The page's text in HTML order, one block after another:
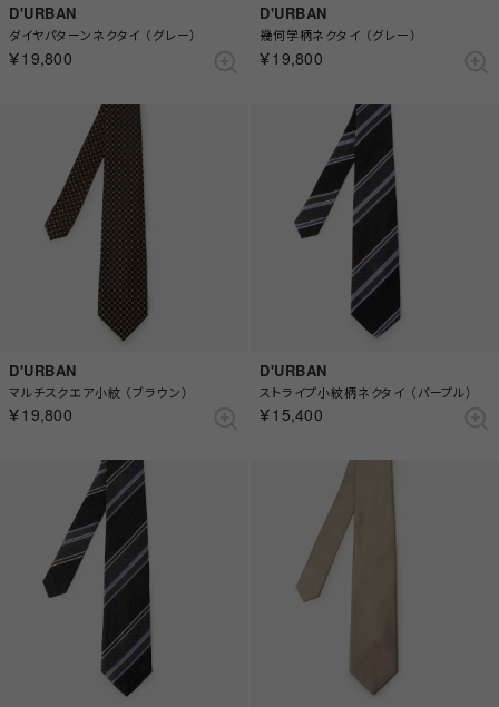
D'URBAN
ダイヤパターンネクタイ （グレー）
￥19,800
D'URBAN
幾何学柄ネクタイ （グレー）
￥19,800
D'URBAN
マルチスクエア小紋 （ブラウン）
￥19,800
D'URBAN
ストライプ小紋柄ネクタイ （パープル）
￥15,400